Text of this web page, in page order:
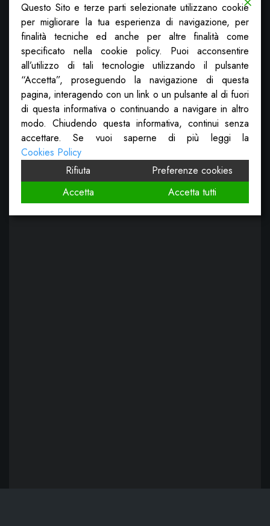
Questo Sito e terze parti selezionate utilizzano cookie
per migliorare la tua esperienza di navigazione, per
finalità tecniche ed anche per altre finalità come
specificato nella cookie policy. Puoi acconsentire
all’utilizzo di tali tecnologie utilizzando il pulsante
“Accetta”, proseguendo la navigazione di questa
pagina, interagendo con un link o un pulsante al di fuori
di questa informativa o continuando a navigare in altro
modo. Chiudendo questa informativa, continui senza
accettare. Se vuoi saperne di più leggi la
Cookies Policy
Rifiuta
Preferenze cookies
Accetta
Accetta tutti